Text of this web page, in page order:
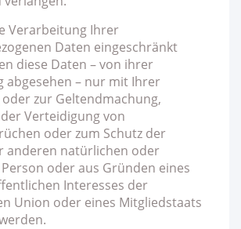
Verarbeitung Ihrer
Daten eingeschränkt
diese Daten – von ihrer
abgesehen – nur mit Ihrer
zur Geltendmachung,
Verteidigung von
oder zum Schutz der
anderen natürlichen oder
oder aus Gründen eines
Interesses der
Union oder eines Mitgliedstaats